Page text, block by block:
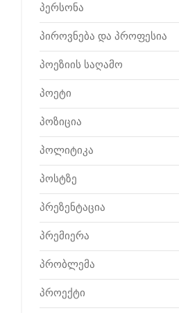
პერსონა
პიროვნება და პროფესია
პოეზიის საღამო
პოეტი
პოზიცია
პოლიტიკა
პოსტზე
პრეზენტაცია
პრემიერა
პრობლემა
პროექტი